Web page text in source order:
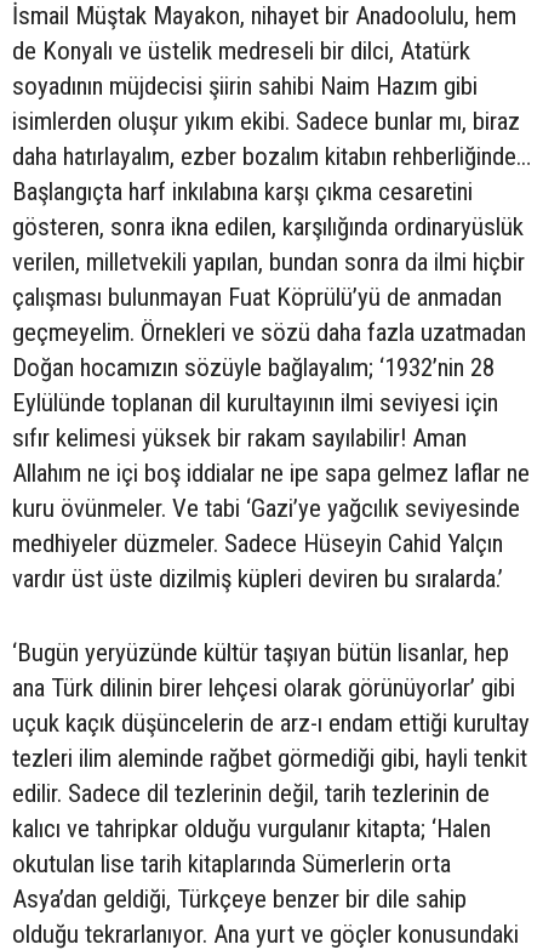
İsmail Müştak Mayakon, nihayet bir Anadoolulu, hem
de Konyalı ve üstelik medreseli bir dilci, Atatürk
soyadının müjdecisi şiirin sahibi Naim Hazım gibi
isimlerden oluşur yıkım ekibi. Sadece bunlar mı, biraz
daha hatırlayalım, ezber bozalım kitabın rehberliğinde…
Başlangıçta harf inkılabına karşı çıkma cesaretini
gösteren, sonra ikna edilen, karşılığında ordinaryüslük
verilen, milletvekili yapılan, bundan sonra da ilmi hiçbir
çalışması bulunmayan Fuat Köprülü’yü de anmadan
geçmeyelim. Örnekleri ve sözü daha fazla uzatmadan
Doğan hocamızın sözüyle bağlayalım; ‘1932’nin 28
Eylülünde toplanan dil kurultayının ilmi seviyesi için
sıfır kelimesi yüksek bir rakam sayılabilir! Aman
Allahım ne içi boş iddialar ne ipe sapa gelmez laflar ne
kuru övünmeler. Ve tabi ‘Gazi’ye yağcılık seviyesinde
medhiyeler düzmeler. Sadece Hüseyin Cahid Yalçın
vardır üst üste dizilmiş küpleri deviren bu sıralarda.’
‘Bugün yeryüzünde kültür taşıyan bütün lisanlar, hep
ana Türk dilinin birer lehçesi olarak görünüyorlar’ gibi
uçuk kaçık düşüncelerin de arz-ı endam ettiği kurultay
tezleri ilim aleminde rağbet görmediği gibi, hayli tenkit
edilir. Sadece dil tezlerinin değil, tarih tezlerinin de
kalıcı ve tahripkar olduğu vurgulanır kitapta; ‘Halen
okutulan lise tarih kitaplarında Sümerlerin orta
Asya’dan geldiği, Türkçeye benzer bir dile sahip
olduğu tekrarlanıyor. Ana yurt ve göçler konusundaki